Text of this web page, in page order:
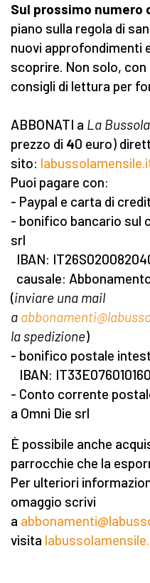
Sul prossimo numero
piano sulla regola di
nuovi approfondimenti
scoprire. Non solo, con
consigli di lettura per
ABBONATI a La
prezzo di 40 euro)
sito:
Puoi pagare con:
- Paypal e carta di
- bonifico bancario sul
srl
IBAN:
causale:
(inviare una mail
a
la spedizione)
- bonifico postale
IBAN:
- Conto corrente
a Omni Die srl
È possibile anche
parrocchie che la
Per ulteriori
omaggio scrivi
a
visita